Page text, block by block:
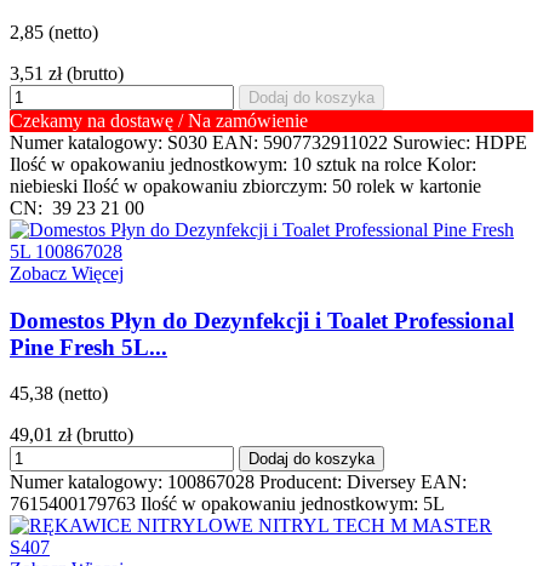
2,85 (netto)
3,51 zł (brutto)
Dodaj do koszyka
Czekamy na dostawę / Na zamówienie
Numer katalogowy: S030 EAN: 5907732911022 Surowiec: HDPE
Ilość w opakowaniu jednostkowym: 10 sztuk na rolce Kolor:
niebieski Ilość w opakowaniu zbiorczym: 50 rolek w kartonie
CN: 39 23 21 00
Zobacz Więcej
Domestos Płyn do Dezynfekcji i Toalet Professional
Pine Fresh 5L...
45,38 (netto)
49,01 zł (brutto)
Dodaj do koszyka
Numer katalogowy: 100867028 Producent: Diversey EAN:
7615400179763 Ilość w opakowaniu jednostkowym: 5L